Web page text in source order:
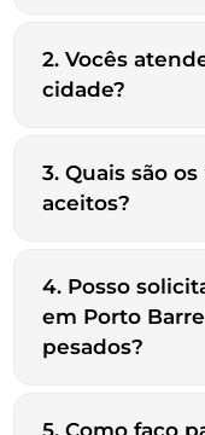
2. Vocês
cidade?
3. Quais são
aceitos?
4. Posso
em Porto
pesados?